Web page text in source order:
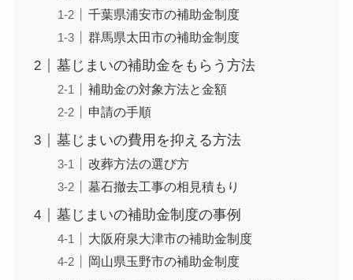
千葉県浦安市の補助金制度
群馬県太田市の補助金制度
墓じまいの補助金をもらう方法
補助金の対象方法と金額
申請の手順
墓じまいの費用を抑える方法
改葬方法の選び方
墓石撤去工事の相見積もり
墓じまいの補助金制度の事例
大阪府泉大津市の補助金制度
岡山県玉野市の補助金制度